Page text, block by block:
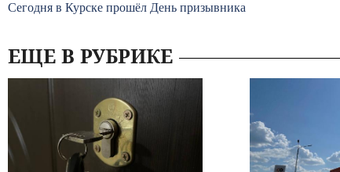
Сегодня в Курске прошёл День призывника
ЕЩЕ В РУБРИКЕ